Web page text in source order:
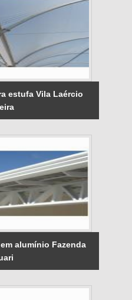
estufa Vila Laércio
alumínio Fazenda